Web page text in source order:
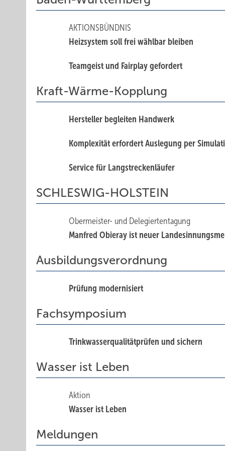
AKTIONSBÜNDNIS
Heizsystem soll frei wählbar bleiben
Teamgeist und Fairplay gefordert
Kraft-Wärme-Kopplung
Hersteller begleiten Handwerk
Komplexität erfordert Auslegung per
Service für Langstreckenläufer
SCHLESWIG-HOLSTEIN
Obermeister- und Delegiertentagung
Manfred Obieray ist neuer
Ausbildungsverordnung
Prüfung modernisiert
Fachsymposium
Trinkwasserqualitätprüfen und sichern
Wasser ist Leben
Aktion
Wasser ist Leben
Meldungen